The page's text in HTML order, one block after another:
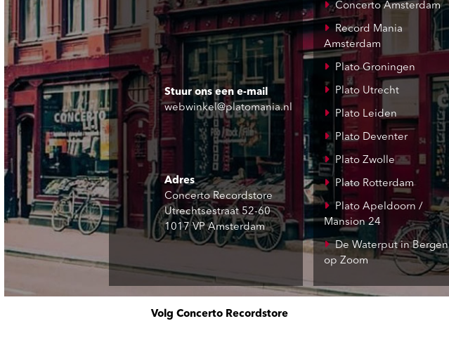
Stuur ons een e-mail
webwinkel@platomania.nl
Adres
Concerto Recordstore
Utrechtsestraat 52-60
1017 VP Amsterdam
Concerto Amsterdam
Record Mania
Amsterdam
Plato Groningen
Plato Utrecht
Plato Leiden
Plato Deventer
Plato Zwolle
Plato Rotterdam
Plato Apeldoorn /
Mansion 24
De Waterput in Bergen
op Zoom
Volg Concerto Recordstore